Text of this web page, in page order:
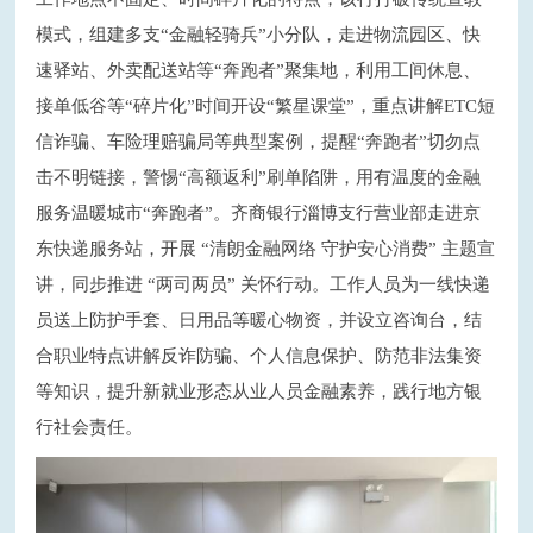
模式，组建多支“金融轻骑兵”小分队，走进物流园区、快
速驿站、外卖配送站等“奔跑者”聚集地，利用工间休息、
接单低谷等“碎片化”时间开设“繁星课堂”，重点讲解ETC短
信诈骗、车险理赔骗局等典型案例，提醒“奔跑者”切勿点
击不明链接，警惕“高额返利”刷单陷阱，用有温度的金融
服务温暖城市“奔跑者”。齐商银行淄博支行营业部走进京
东快递服务站，开展 “清朗金融网络 守护安心消费” 主题宣
讲，同步推进 “两司两员” 关怀行动。工作人员为一线快递
员送上防护手套、日用品等暖心物资，并设立咨询台，结
合职业特点讲解反诈防骗、个人信息保护、防范非法集资
等知识，提升新就业形态从业人员金融素养，践行地方银
行社会责任。